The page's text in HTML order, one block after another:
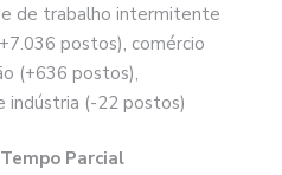
de trabalho intermitente
postos), comércio
(+636 postos),
indústria (-22 postos)
Parcial